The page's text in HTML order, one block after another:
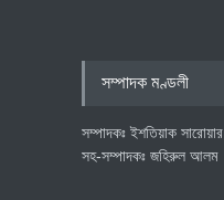
সম্পাদক মণ্ডলী
সম্পাদকঃ ইশতিয়াক সারোয়ার
সহ-সম্পাদকঃ জহিরুল আলম